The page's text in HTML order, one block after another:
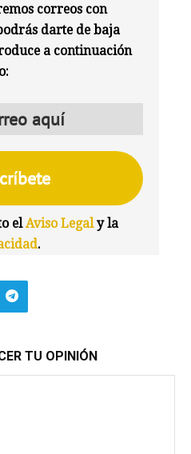
correos con
darte de baja
a continuación
elAviso Legaly la
.
TU OPINIÓN